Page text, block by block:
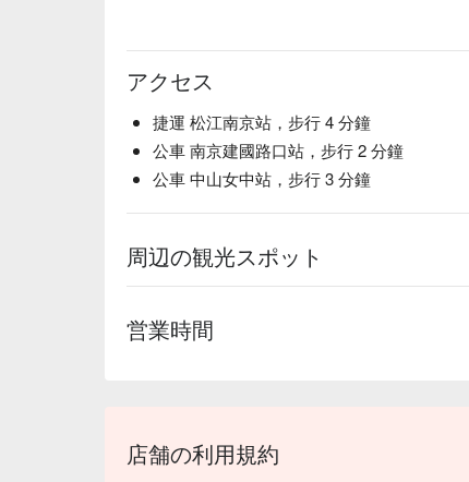
アクセス
捷運 松江南京站，步行 4 分鐘
公車 南京建國路口站，步行 2 分鐘
公車 中山女中站，步行 3 分鐘
周辺の観光スポット
営業時間
店舗の利用規約